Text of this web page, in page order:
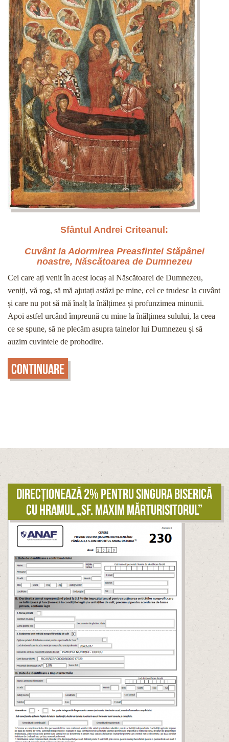
Sfântul Andrei Criteanul:
Cuvânt la Adormirea Preasfintei Stăpânei
noastre, Născătoarea de Dumnezeu
Cei care ați venit în acest locaș al Născătoarei de Dumnezeu,
veniți, vă rog, să mă ajutați astăzi pe mine, cel ce trudesc la cuvânt
și care nu pot să mă înalț la înălțimea și profunzimea minunii.
Apoi astfel urcând împreună cu mine la înălțimea sulului, la ceea
ce se spune, să ne plecăm asupra tainelor lui Dumnezeu și să
auzim cuvintele de prohodire.
Continuare
Direcționează 2% pentru singura biserică
cu hramul „Sf. Maxim Mărturisitorul”